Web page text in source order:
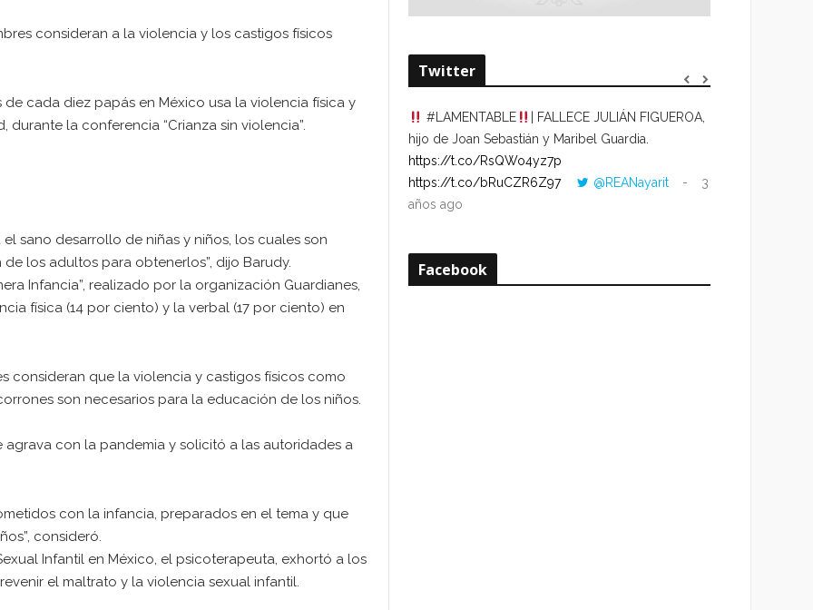
consideran a la violencia y los castigos físicos
cada diez papás en México usa la violencia física y
la conferencia “Crianza sin violencia”.
sano desarrollo de niñas y niños, los cuales son
los adultos para obtenerlos”, dijo Barudy.
Infancia”, realizado por la organización Guardianes,
física (14 por ciento) y la verbal (17 por ciento) en
consideran que la violencia y castigos físicos como
son necesarios para la educación de los niños.
con la pandemia y solicitó a las autoridades a
con la infancia, preparados en el tema y que
consideró.
Infantil en México, el psicoterapeuta, exhortó a los
el maltrato y la violencia sexual infantil.
Twitter
#LAMENTABLE
| FALLECE JULIÁN FIGUEROA,
hijo de Joan Sebastián y Maribel Guardia.
https://t.co/RsQWo4yz7p
https://t.co/bRuCZR6Z97
@REANayarit
3
años ago
Facebook